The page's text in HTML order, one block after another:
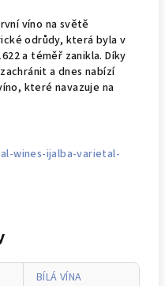
víno na světě
odrůdy, která byla v
a téměř zanikla. Díky
a dnes nabízí
které navazuje na
wines-ijalba-varietal-
BÍLÁ VÍNA